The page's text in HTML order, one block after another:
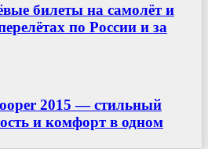
билеты на самолёт и
по России и за
2015 — стильный
и комфорт в одном